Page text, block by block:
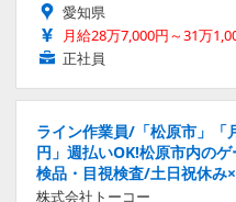
愛知県
月給28万7,000円～31万
正社員
ライン作業員/「松原市」「
円」週払いOK!松原市内の
検品・目視検査/土日祝休
株式会社トーコー